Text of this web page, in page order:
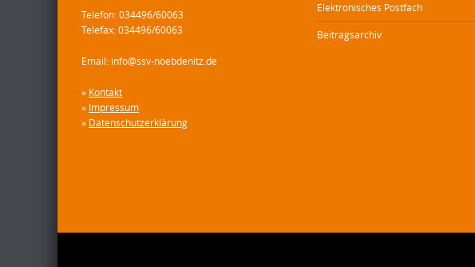
Telefon: 034496/60063
Telefax: 034496/60063
Email: info@ssv-noebdenitz.de
» Kontakt
» Impressum
» Datenschutzerklärung
Elektronisches Postfach
Beitragsarchiv